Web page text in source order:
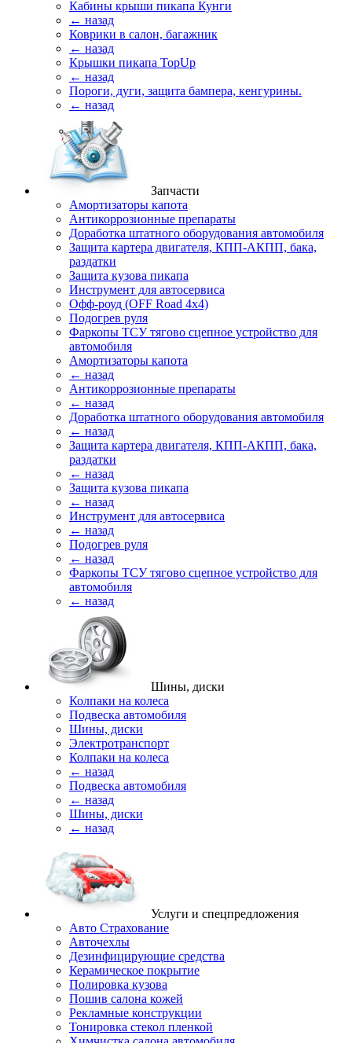
Кабины крыши пикапа Кунги
← назад
Коврики в салон, багажник
← назад
Крышки пикапа TopUp
← назад
Пороги, дуги, защита бампера, кенгурины.
← назад
Запчасти
Амортизаторы капота
Антикоррозионные препараты
Доработка штатного оборудования автомобиля
Защита картера двигателя, КПП-АКПП, бака,
раздатки
Защита кузова пикапа
Инструмент для автосервиса
Офф-роуд (OFF Road 4x4)
Подогрев руля
Фаркопы ТСУ тягово сцепное устройство для
автомобиля
Амортизаторы капота
← назад
Антикоррозионные препараты
← назад
Доработка штатного оборудования автомобиля
← назад
Защита картера двигателя, КПП-АКПП, бака,
раздатки
← назад
Защита кузова пикапа
← назад
Инструмент для автосервиса
← назад
Подогрев руля
← назад
Фаркопы ТСУ тягово сцепное устройство для
автомобиля
← назад
Шины, диски
Колпаки на колеса
Подвеска автомобиля
Шины, диски
Электротранспорт
Колпаки на колеса
← назад
Подвеска автомобиля
← назад
Шины, диски
← назад
Услуги и спецпредложения
Авто Страхование
Авточехлы
Дезинфицирующие средства
Керамическое покрытие
Полировка кузова
Пошив салона кожей
Рекламные конструкции
Тонировка стекол пленкой